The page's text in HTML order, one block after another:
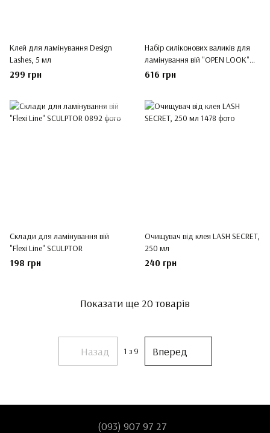
Клей для ламінування Design
Lashes, 5 мл
299 грн
Набір силіконових валиків для
ламінування вій "OPEN LOOK"
SCULPTOR (набір, 4 пари)
616 грн
Склади для ламінування вій
"Flexi Line" SCULPTOR
198 грн
Очищувач від клея LASH SECRET,
250 мл
240 грн
Показати ще 20 товарів
Назад 1 з 9 Вперед
(093) 907 97 27